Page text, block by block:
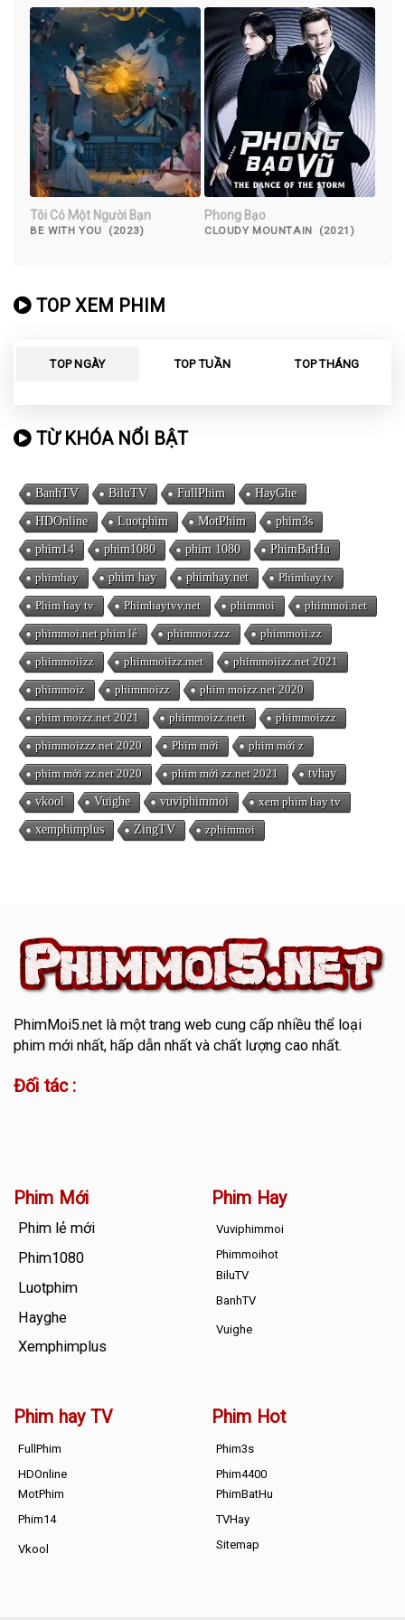
Tôi Có Một Người Bạn
BE WITH YOU (2023)
Phong Bạo
CLOUDY MOUNTAIN (2021)
TOP XEM PHIM
TOP NGÀY TOP TUẦN TOP THÁNG
TỪ KHÓA NỔI BẬT
BanhTV BiluTV FullPhim HayGhe
HDOnline Luotphim MotPhim phim3s
phim14 phim1080 phim 1080 PhimBatHu
phimhay phim hay phimhay.net Phimhay.tv
Phim hay tv Phimhaytvv.net phimmoi phimmoi.net
phimmoi.net phim lẻ phimmoi.zzz phimmoii.zz
phimmoiizz phimmoiizz.met phimmoiizz.net 2021
phimmoiz phimmoizz phim moizz.net 2020
phim moizz.net 2021 phimmoizz.nett phimmoizzz
phimmoizzz.net 2020 Phim mới phim mới z
phim mới zz.net 2020 phim mới zz.net 2021 tvhay
vkool Vuighe vuviphimmoi xem phim hay tv
xemphimplus ZingTV zphimmoi
PhimMoi5.netlà một trang web cung cấp nhiều thể loại
phim mới nhất, hấp dẫn nhất và chất lượng cao nhất.
Đối tác :
Phim Mới
Phim lẻ mới
Phim1080
Luotphim
Hayghe
Xemphimplus
Phim Hay
Vuviphimmoi
Phimmoihot
BiluTV
BanhTV
Vuighe
Phim hay TV
FullPhim
HDOnline
MotPhim
Phim14
Vkool
Phim Hot
Phim3s
Phim4400
PhimBatHu
TVHay
Sitemap